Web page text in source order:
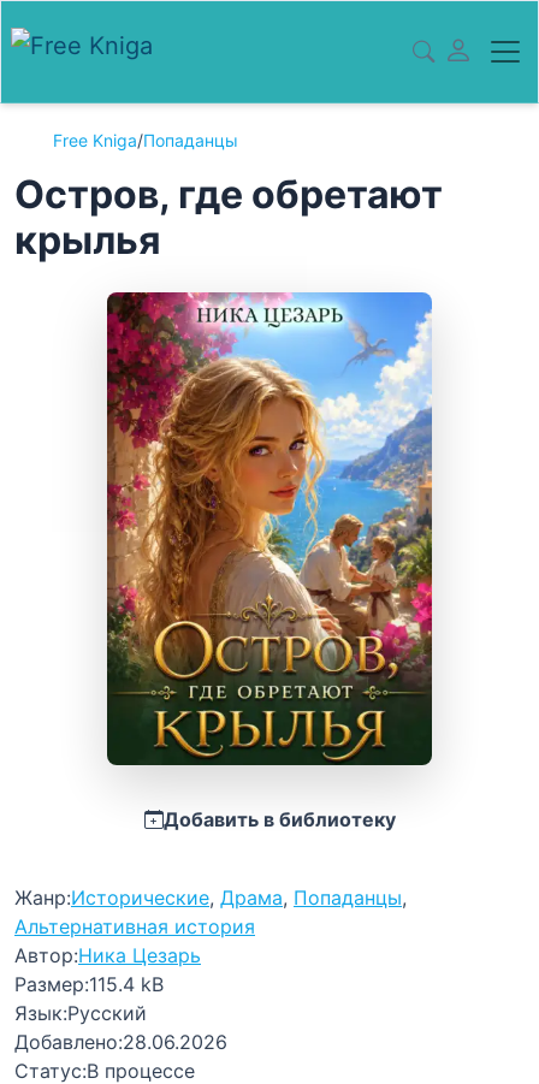
Free Kniga/Попаданцы
Остров, где обретают
крылья
Добавить в библиотеку
Жанр:Исторические, Драма, Попаданцы,
Альтернативная история
Автор:Ника Цезарь
Размер:115.4 kB
Язык:Русский
Добавлено:28.06.2026
Статус:В процессе